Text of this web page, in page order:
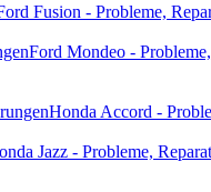
Fusion - Probleme,
Ford Mondeo -
Honda Accord -
Jazz - Probleme,